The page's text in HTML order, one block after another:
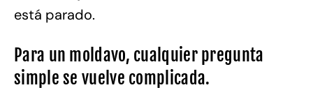
está parado.
Para un moldavo, cualquier pregunta
simple se vuelve complicada.